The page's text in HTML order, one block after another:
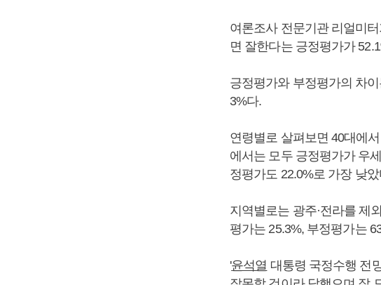
여론조사 전문기관 리얼미
면 잘한다는 긍정평가가
긍정평가와 부정평가의 차
3%다.
연령별로 살펴보면 40대에
에서는 모두 긍정평가가 우
정평가도 22.0%로 가장 낮
지역별로는 광주·전라를 제
평가는 25.3%, 부정평가는
'윤석열 대통령 국정수행 전